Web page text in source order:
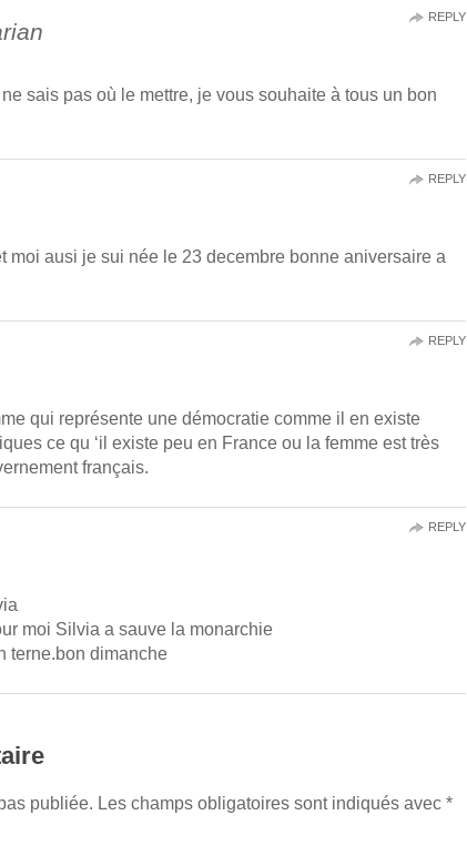
sais pas où le mettre, je vous souhaite à tous un bon
REPLY
moi ausi je sui née le 23 decembre bonne aniversaire a
REPLY
qui représente une démocratie comme il en existe
ce qu ‘il existe peu en France ou la femme est très
français.
REPLY
moi Silvia a sauve la monarchie
terne.bon dimanche
REPLY
publiée. Les champs obligatoires sont indiqués avec*